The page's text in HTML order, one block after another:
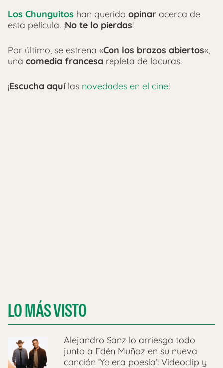
Los Chunguitos han querido opinar acerca de
esta película. ¡No te lo pierdas!
Por último, se estrena «Con los brazos abiertos«,
una comedia francesa repleta de locuras.
¡Escucha aquílas novedades en el cine!
LO MÁS VISTO
Alejandro Sanz lo arriesga todo
junto a Edén Muñoz en su nueva
canción ‘Yo era poesía’: Videoclip y